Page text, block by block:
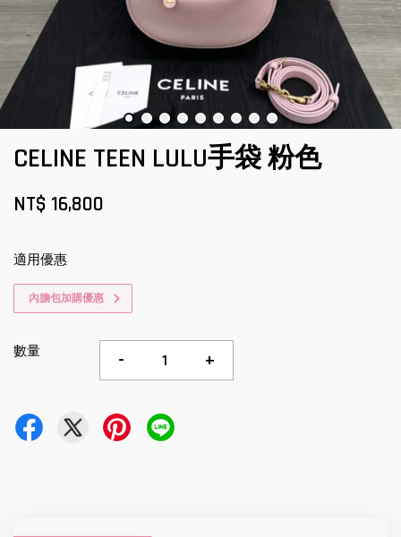
CELINE TEEN LULU手袋 粉色
NT$ 16,800
適用優惠
內膽包加購優惠
數量 - +